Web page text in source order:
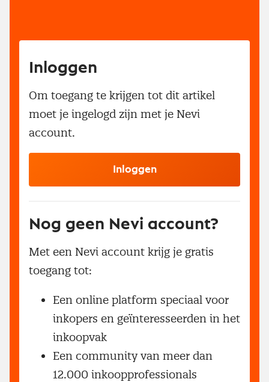
Inloggen
Om toegang te krijgen tot dit artikel
moet je ingelogd zijn met je Nevi
account.
Inloggen
Nog geen Nevi account?
Met een Nevi account krijg je gratis
toegang tot:
Een online platform speciaal voor
inkopers en geïnteresseerden in het
inkoopvak
Een community van meer dan
12.000 inkoopprofessionals